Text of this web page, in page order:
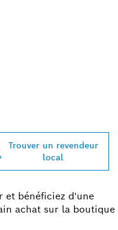
Trouver un revendeur
local
et bénéficiez d'une
achat sur la boutique